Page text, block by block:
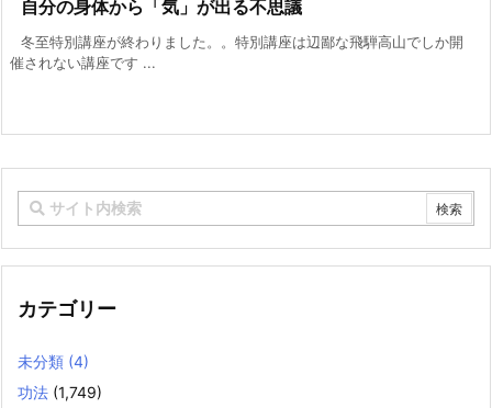
自分の身体から「気」が出る不思議
冬至特別講座が終わりました。。特別講座は辺鄙な飛騨高山でしか開
催されない講座です ...
カテゴリー
未分類 (4)
功法 (1,749)